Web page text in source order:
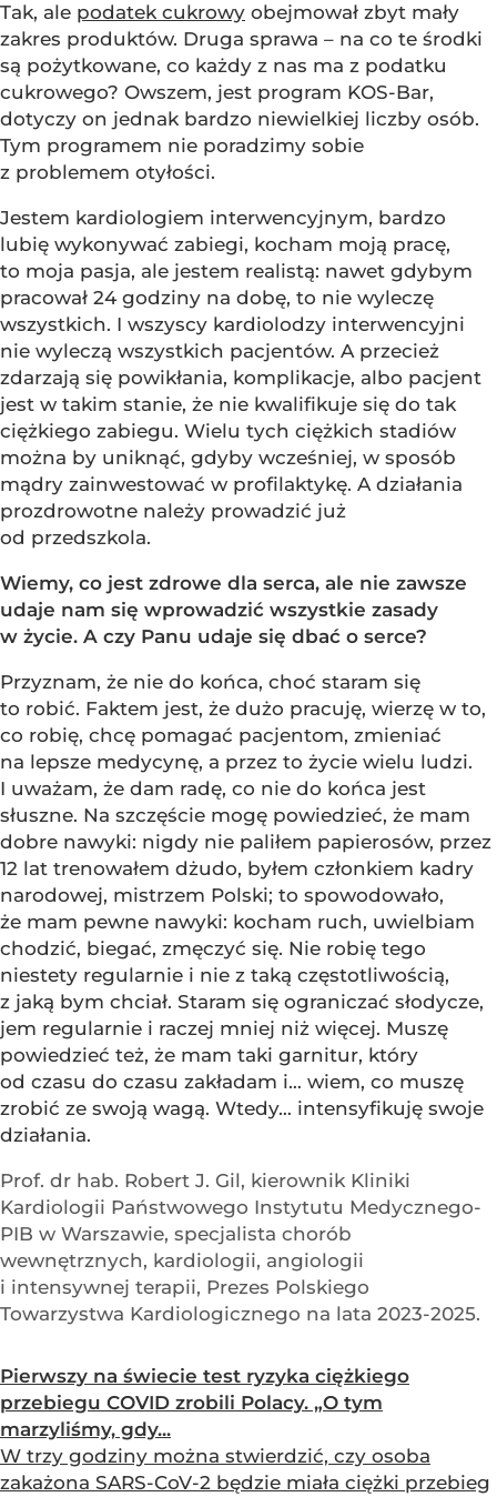
Tak, ale podatek cukrowy obejmował zbyt mały
zakres produktów. Druga sprawa – na co te środki
są pożytkowane, co każdy z nas ma z podatku
cukrowego? Owszem, jest program KOS-Bar,
dotyczy on jednak bardzo niewielkiej liczby osób.
Tym programem nie poradzimy sobie
z problemem otyłości.
Jestem kardiologiem interwencyjnym, bardzo
lubię wykonywać zabiegi, kocham moją pracę,
to moja pasja, ale jestem realistą: nawet gdybym
pracował 24 godziny na dobę, to nie wyleczę
wszystkich. I wszyscy kardiolodzy interwencyjni
nie wyleczą wszystkich pacjentów. A przecież
zdarzają się powikłania, komplikacje, albo pacjent
jest w takim stanie, że nie kwalifikuje się do tak
ciężkiego zabiegu. Wielu tych ciężkich stadiów
można by uniknąć, gdyby wcześniej, w sposób
mądry zainwestować w profilaktykę. A działania
prozdrowotne należy prowadzić już
od przedszkola.
Wiemy, co jest zdrowe dla serca, ale nie zawsze
udaje nam się wprowadzić wszystkie zasady
w życie. A czy Panu udaje się dbać o serce?
Przyznam, że nie do końca, choć staram się
to robić. Faktem jest, że dużo pracuję, wierzę w to,
co robię, chcę pomagać pacjentom, zmieniać
na lepsze medycynę, a przez to życie wielu ludzi.
I uważam, że dam radę, co nie do końca jest
słuszne. Na szczęście mogę powiedzieć, że mam
dobre nawyki: nigdy nie paliłem papierosów, przez
12 lat trenowałem dżudo, byłem członkiem kadry
narodowej, mistrzem Polski; to spowodowało,
że mam pewne nawyki: kocham ruch, uwielbiam
chodzić, biegać, zmęczyć się. Nie robię tego
niestety regularnie i nie z taką częstotliwością,
z jaką bym chciał. Staram się ograniczać słodycze,
jem regularnie i raczej mniej niż więcej. Muszę
powiedzieć też, że mam taki garnitur, który
od czasu do czasu zakładam i… wiem, co muszę
zrobić ze swoją wagą. Wtedy… intensyfikuję swoje
działania.
Prof. dr hab. Robert J. Gil, kierownik Kliniki
Kardiologii Państwowego Instytutu Medycznego-
PIB w Warszawie, specjalista chorób
wewnętrznych, kardiologii, angiologii
i intensywnej terapii, Prezes Polskiego
Towarzystwa Kardiologicznego na lata 2023-2025.
Pierwszy na świecie test ryzyka ciężkiego
przebiegu COVID zrobili Polacy. „O tym
marzyliśmy, gdy...
W trzy godziny można stwierdzić, czy osoba
zakażona SARS-CoV-2 będzie miała ciężki przebieg